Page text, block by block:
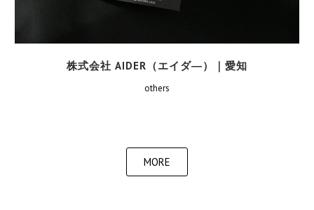
株式会社 AIDER（エイダ―）｜愛知
others
MORE